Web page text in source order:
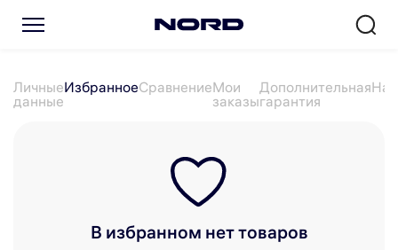
Личные
данные
ИзбранноеСравнениеМои
заказы
Дополнительная
гарантия
В избранном нет товаров